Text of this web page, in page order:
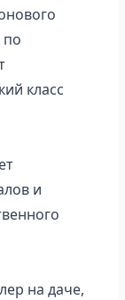
по
класс
и
на даче,